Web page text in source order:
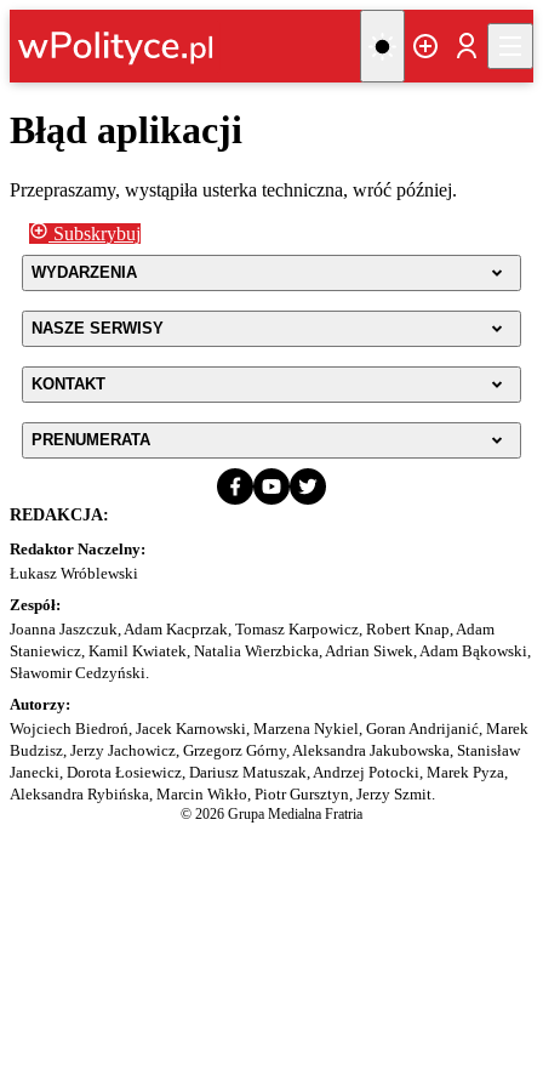
Błąd aplikacji
Przepraszamy, wystąpiła usterka techniczna, wróć później.
Subskrybuj
WYDARZENIA
NASZE SERWISY
KONTAKT
PRENUMERATA
REDAKCJA:
Redaktor Naczelny:
Łukasz Wróblewski
Zespół:
Joanna Jaszczuk, Adam Kacprzak, Tomasz Karpowicz, Robert Knap, Adam
Staniewicz, Kamil Kwiatek, Natalia Wierzbicka, Adrian Siwek, Adam Bąkowski,
Sławomir Cedzyński.
Autorzy:
Wojciech Biedroń, Jacek Karnowski, Marzena Nykiel, Goran Andrijanić, Marek
Budzisz, Jerzy Jachowicz, Grzegorz Górny, Aleksandra Jakubowska, Stanisław
Janecki, Dorota Łosiewicz, Dariusz Matuszak, Andrzej Potocki, Marek Pyza,
Aleksandra Rybińska, Marcin Wikło, Piotr Gursztyn, Jerzy Szmit.
© 2026 Grupa Medialna Fratria